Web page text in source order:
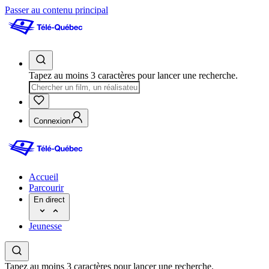
Passer au contenu principal
Tapez au moins 3 caractères pour lancer une recherche.
Connexion
Accueil
Parcourir
En direct
Jeunesse
Tapez au moins 3 caractères pour lancer une recherche.